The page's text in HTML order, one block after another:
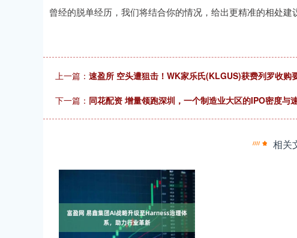
曾经的脱单经历，我们将结合你的情况，给出更精准的相处建
上一篇： 速盈所 空头遭狙击！WK家乐氏(KLGUS)获费列罗收购
下一篇： 同花配资 增量领跑深圳，一个制造业大区的IPO密度与
相关